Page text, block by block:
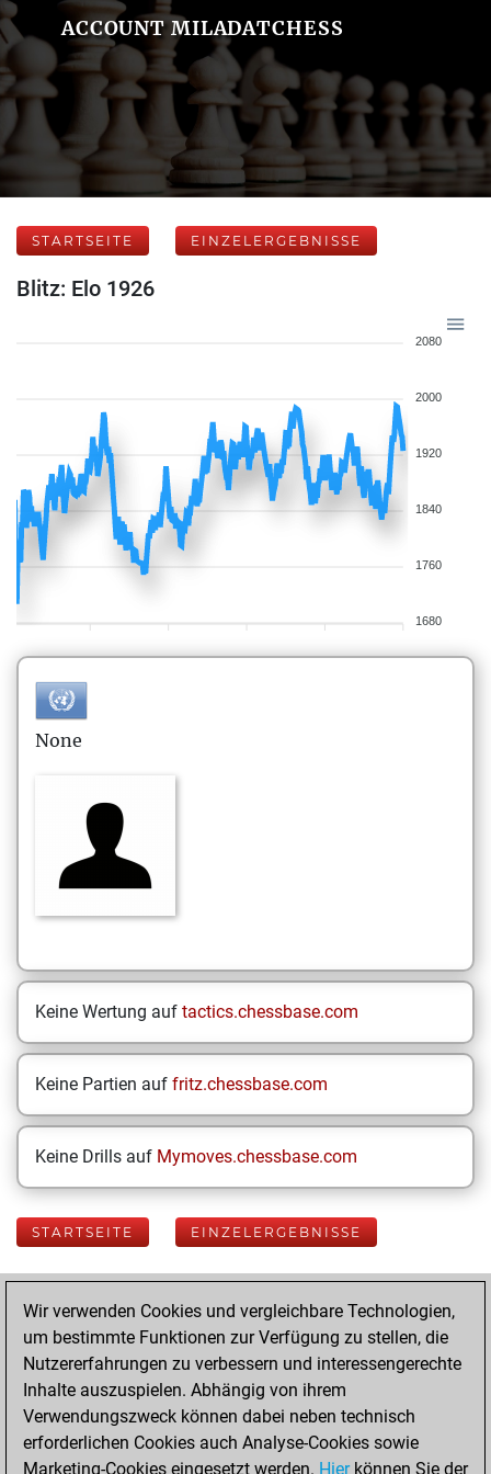
ACCOUNT MILADATCHESS
STARTSEITE EINZELERGEBNISSE
Blitz: Elo 1926
2080
2000
1920
1840
1760
1680
None
Keine Wertung auf tactics.chessbase.com
Keine Partien auf fritz.chessbase.com
Keine Drills auf Mymoves.chessbase.com
STARTSEITE EINZELERGEBNISSE
Your Latest App
Activity
Donnerstag,
August 6, 2026
Wir verwenden Cookies und vergleichbare Technologien,
um bestimmte Funktionen zur Verfügung zu stellen, die
Nutzererfahrungen zu verbessern und interessengerechte
Inhalte auszuspielen. Abhängig von ihrem
Verwendungszweck können dabei neben technisch
erforderlichen Cookies auch Analyse-Cookies sowie
Marketing-Cookies eingesetzt werden. Hierkönnen Sie der